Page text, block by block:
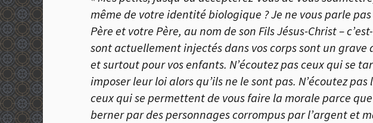
même de votre identité biologique ? Je ne vous parle
Père et votre Père, au nom de son Fils Jésus-Christ –
sont actuellement injectés dans vos corps sont un
et surtout pour vos enfants. N’écoutez pas ceux qui se
imposer leur loi alors qu’ils ne le sont pas. N’écoutez
ceux qui se permettent de vous faire la morale parce
berner par des personnages corrompus par l’argent et